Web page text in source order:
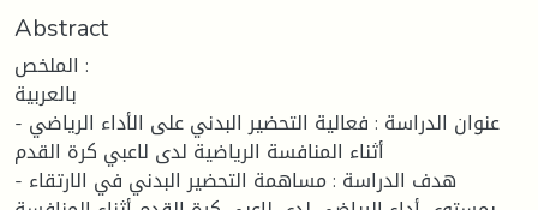
Abstract
الملخص :
بالعربية
- عنوان الدراسة : فعالية التحضير البدني على الأداء الرياضي
أثناء المنافسة الرياضية لدى لاعبي كرة القدم
- هدف الدراسة : مساهمة التحضير البدني في الارتقاء